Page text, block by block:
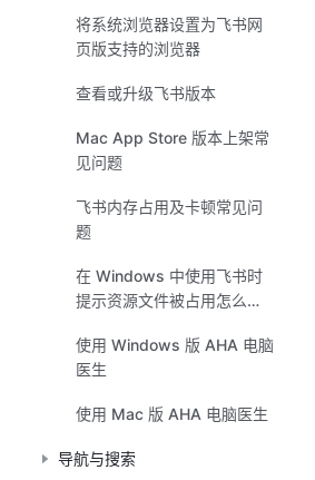
将系统浏览器设置为飞书网
页版支持的浏览器
查看或升级飞书版本
Mac App Store 版本上架常
见问题
飞书内存占用及卡顿常见问
题
在 Windows 中使用飞书时
提示资源文件被占用怎么
使用 Windows 版 AHA 电脑
医生
使用 Mac 版 AHA 电脑医生
导航与搜索